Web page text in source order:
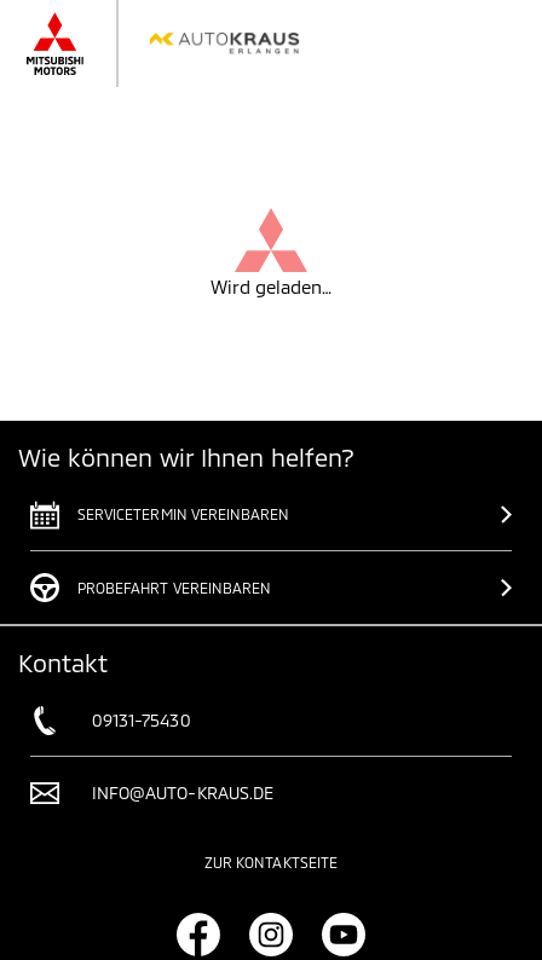
Wird geladen…
Wie können wir Ihnen helfen?
SERVICETERMIN VEREINBAREN
PROBEFAHRT VEREINBAREN
Kontakt
09131-75430
INFO@AUTO-KRAUS.DE
ZUR KONTAKTSEITE